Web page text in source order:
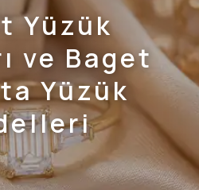
Yüzük
ve Baget
Yüzük